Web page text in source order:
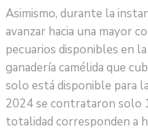
Asimismo, durante la
avanzar hacia una mayor
pecuarios disponibles en
ganadería camélida que
solo está disponible para
2024 se contrataron solo
totalidad corresponden a